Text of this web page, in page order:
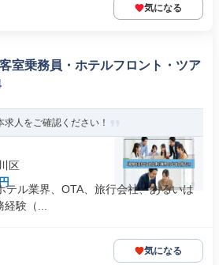
気になる
室乗務員・ホテルフロント・ツア
人をご確認ください！
区
テル業界、OTA、旅行会社、あるいは
験（...
気になる